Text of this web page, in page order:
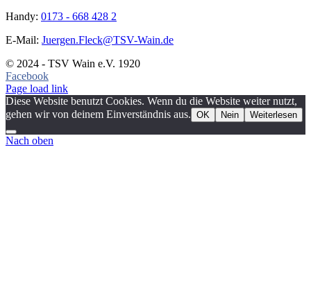
Handy: 0173 - 668 428 2
E-Mail: Juergen.Fleck@TSV-Wain.de
© 2024 - TSV Wain e.V. 1920
Facebook
Page load link
Diese Website benutzt Cookies. Wenn du die Website weiter nutzt,
gehen wir von deinem Einverständnis aus. OK Nein Weiterlesen
Nach oben